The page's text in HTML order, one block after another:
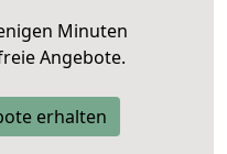
Minuten
Angebote.
erhalten